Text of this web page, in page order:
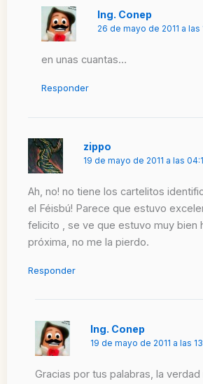
Ing. Conep
26 de mayo de 2011 a las
en unas cuantas…
Responder
zippo
19 de mayo de 2011 a las
Ah, no! no tiene los cartelitos
el Féisbú! Parece que estuvo
felicito , se ve que estuvo muy bien
próxima, no me la pierdo.
Responder
Ing. Conep
19 de mayo de 2011 a las
Gracias por tus palabras, la